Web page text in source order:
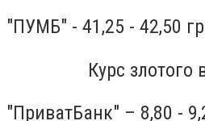
"ПУМБ" - 41,25 - 42,50
Курс злотого
"ПриватБанк" – 8,80 -